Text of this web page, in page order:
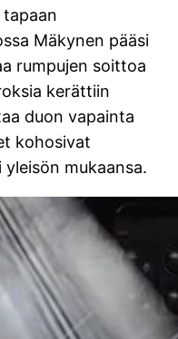
Mäkynen pääsi
rumpujen soittoa
kerättiin
duon vapainta
kohosivat
mukaansa.